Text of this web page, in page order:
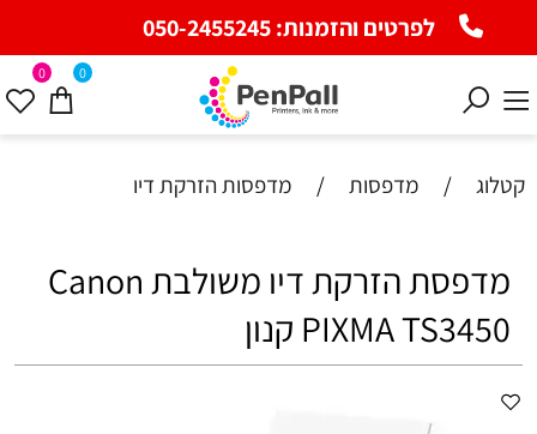
לפרטים והזמנות:050-2455245
0 0
קטלוג / מדפסות / מדפסות הזרקת דיו
מדפסת ‏הזרקת דיו ‏משולבת Canon
PIXMA TS3450 קנון